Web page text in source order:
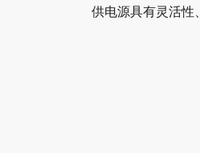
供电源具有灵活性